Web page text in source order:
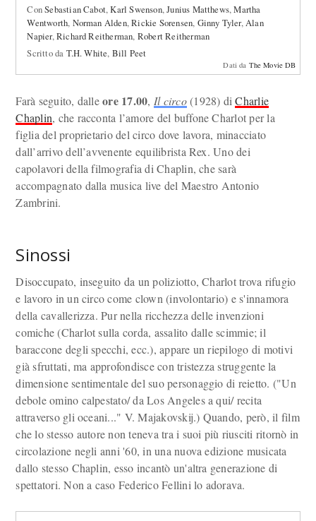
ConSebastian Cabot,Karl Swenson,Junius Matthews,Martha
Wentworth, Norman Alden,Rickie Sorensen, Ginny Tyler,Alan
Napier,Richard Reitherman, Robert Reitherman
Scritto da T.H. White, Bill Peet
Dati da The Movie DB
Farà seguito, dalleore 17.00, Il circo(1928) diCharlie
Chaplin, che racconta l’amore del buffone Charlot per la
figlia del proprietario del circo dove lavora, minacciato
dall’arrivo dell’avvenente equilibrista Rex. Uno dei
capolavori della filmografia di Chaplin, che sarà
accompagnato dalla musica live del Maestro Antonio
Zambrini.
Sinossi
Disoccupato, inseguito da un poliziotto, Charlot trova rifugio
e lavoro in un circo come clown (involontario) e s'innamora
della cavallerizza. Pur nella ricchezza delle invenzioni
comiche (Charlot sulla corda, assalito dalle scimmie; il
baraccone degli specchi, ecc.), appare un riepilogo di motivi
già sfruttati, ma approfondisce con tristezza struggente la
dimensione sentimentale del suo personaggio di reietto. ("Un
debole omino calpestato/ da Los Angeles a qui/ recita
attraverso gli oceani..." V. Majakovskij.) Quando, però, il film
che lo stesso autore non teneva tra i suoi più riusciti ritornò in
circolazione negli anni '60, in una nuova edizione musicata
dallo stesso Chaplin, esso incantò un'altra generazione di
spettatori. Non a caso Federico Fellini lo adorava.